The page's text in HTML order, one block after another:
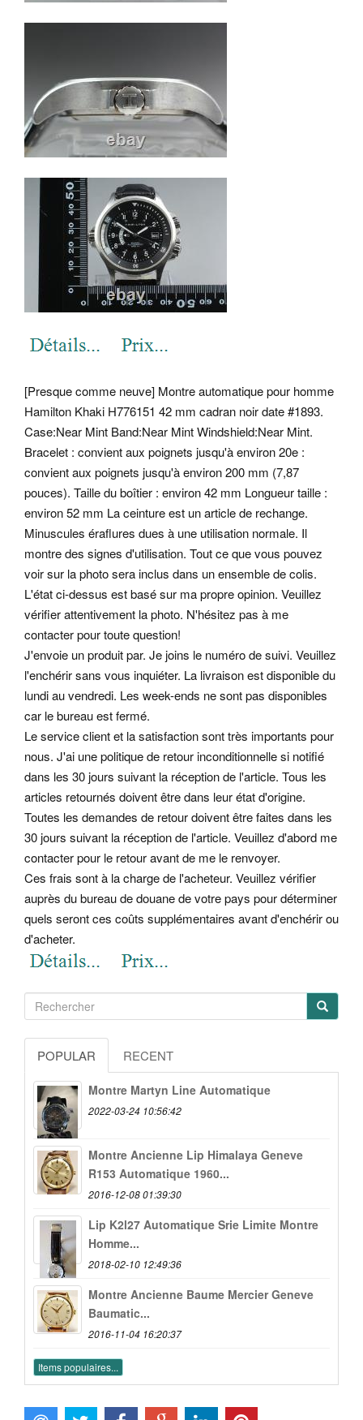
[Presque comme neuve] Montre automatique pour homme
Hamilton Khaki H776151 42 mm cadran noir date #1893.
Case:Near Mint Band:Near Mint Windshield:Near Mint.
Bracelet : convient aux poignets jusqu'à environ 20e :
convient aux poignets jusqu'à environ 200 mm (7,87
pouces). Taille du boîtier : environ 42 mm Longueur taille :
environ 52 mm La ceinture est un article de rechange.
Minuscules éraflures dues à une utilisation normale. Il
montre des signes d'utilisation. Tout ce que vous pouvez
voir sur la photo sera inclus dans un ensemble de colis.
L'état ci-dessus est basé sur ma propre opinion. Veuillez
vérifier attentivement la photo. N'hésitez pas à me
contacter pour toute question!
J'envoie un produit par. Je joins le numéro de suivi. Veuillez
l'enchérir sans vous inquiéter. La livraison est disponible du
lundi au vendredi. Les week-ends ne sont pas disponibles
car le bureau est fermé.
Le service client et la satisfaction sont très importants pour
nous. J'ai une politique de retour inconditionnelle si notifié
dans les 30 jours suivant la réception de l'article. Tous les
articles retournés doivent être dans leur état d'origine.
Toutes les demandes de retour doivent être faites dans les
30 jours suivant la réception de l'article. Veuillez d'abord me
contacter pour le retour avant de me le renvoyer.
Ces frais sont à la charge de l'acheteur. Veuillez vérifier
auprès du bureau de douane de votre pays pour déterminer
quels seront ces coûts supplémentaires avant d'enchérir ou
d'acheter.
POPULAR RECENT
Montre Martyn Line Automatique
2022-03-24 10:56:42
Montre Ancienne Lip Himalaya Geneve
R153 Automatique 1960...
2016-12-08 01:39:30
Lip K2l27 Automatique Srie Limite Montre
Homme...
2018-02-10 12:49:36
Montre Ancienne Baume Mercier Geneve
Baumatic...
2016-11-04 16:20:37
Items populaires...